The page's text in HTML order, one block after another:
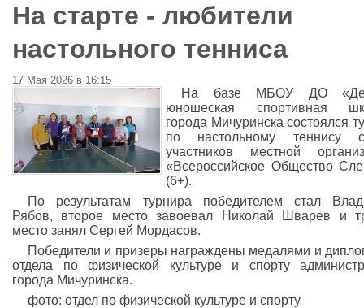
На старте - любители
настольного тенниса
17 Мая 2026 в 16:15
На базе МБОУ ДО
юношеская спортивная
города Мичуринска состоялся
по настольному теннису
участников местной
«Всероссийское Общество
(6+).
По результатам турнира победителем стал
Рябов, второе место завоевал Николай Шварев и
место занял Сергей Мордасов.
Победители и призеры награждены медалями и
отдела по физической культуре и спорту
города Мичуринска.
фото: отдел по физической культуре и спорту